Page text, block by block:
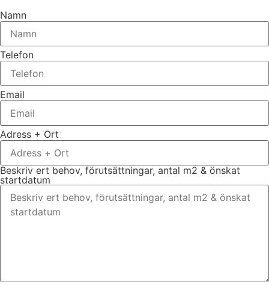
Namn
Telefon
Email
Adress + Ort
Beskriv ert behov, förutsättningar, antal m2 & önskat
startdatum